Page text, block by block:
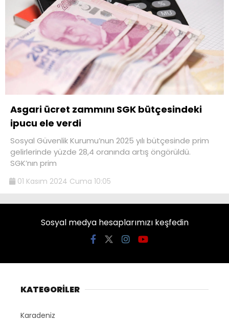
Asgari ücret zammını SGK bütçesindeki
ipucu ele verdi
Sosyal Güvenlik Kurumu’nun 2025 yılı bütçesinde prim
gelirlerinde yüzde 28,4 oranında artış öngörüldü.
SGK’nın prim
01 Kasım 2024 Cuma 10:05
Sosyal medya hesaplarımızı keşfedin
KATEGORİLER
Karadeniz